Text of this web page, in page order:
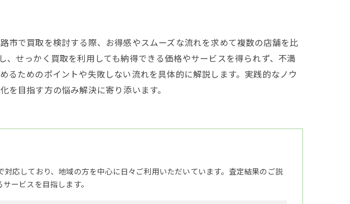
で買取を検討する際、お得感やスムーズな流れを求めて複数の店舗を比
せっかく買取を利用しても納得できる価格やサービスを得られず、不満
ためのポイントや失敗しない流れを具体的に解説します。実践的なノウ
目指す方の悩み解決に寄り添います。
応しており、地域の方を中心に日々ご利用いただいています。査定結果のご説
ービスを目指します。